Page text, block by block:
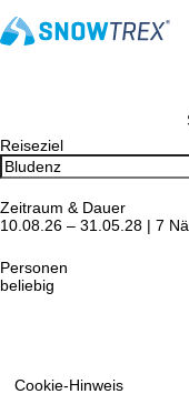
Cookie-Hinweis
Reiseziel
Zeitraum & Dauer
10.08.26 – 31.05.28 | 7
Personen
beliebig